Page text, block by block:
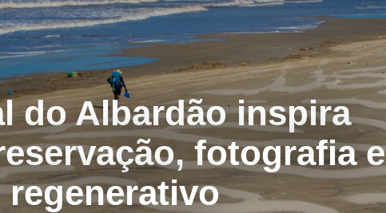
do Albardão inspira
fotografia e